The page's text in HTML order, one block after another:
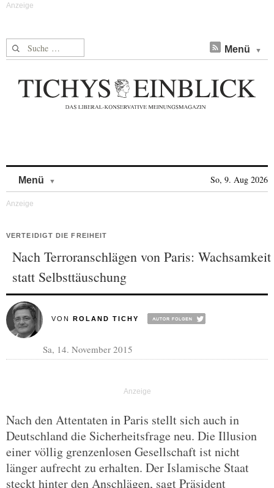
Suche nach: Menü
Menü So, 9. Aug 2026
VERTEIDIGT DIE FREIHEIT
Nach Terroranschlägen von Paris: Wachsamkeit
statt Selbsttäuschung
VON ROLAND TICHY
Sa, 14. November 2015
Nach den Attentaten in Paris stellt sich auch in
Deutschland die Sicherheitsfrage neu. Die Illusion
einer völlig grenzenlosen Gesellschaft ist nicht
länger aufrecht zu erhalten. Der Islamische Staat
steckt hinter den Anschlägen, sagt Präsident